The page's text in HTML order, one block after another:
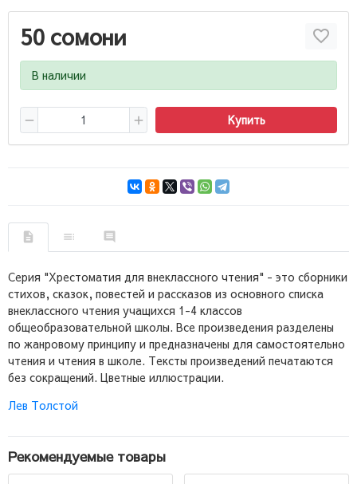
50 сомони
В наличии
Купить
Серия "Хрестоматия для внеклассного чтения" - это сборники
стихов, сказок, повестей и рассказов из основного списка
внеклассного чтения учащихся 1-4 классов
общеобразовательной школы. Все произведения разделены
по жанровому принципу и предназначены для самостоятельно
чтения и чтения в школе. Тексты произведений печатаются
без сокращений. Цветные иллюстрации.
Лев Толстой
Рекомендуемые товары